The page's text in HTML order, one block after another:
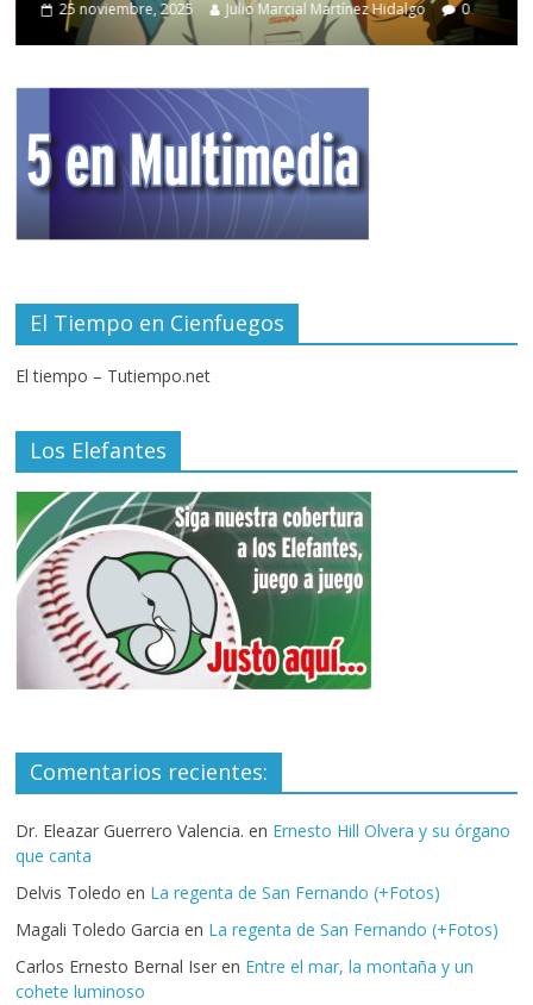
2025 Julio Marcial Martínez Hidalgo 0 27
El Tiempo en Cienfuegos
El tiempo – Tutiempo.net
Los Elefantes
Comentarios recientes:
Dr. Eleazar Guerrero Valencia. en Ernesto Hill Olvera y su órgano
que canta
Delvis Toledo en La regenta de San Fernando (+Fotos)
Magali Toledo Garcia en La regenta de San Fernando (+Fotos)
Carlos Ernesto Bernal Iser en Entre el mar, la montaña y un
cohete luminoso